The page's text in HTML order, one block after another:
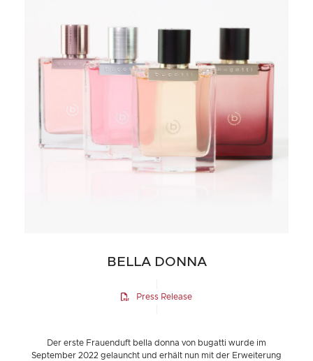
BELLA DONNA
Press Release
Der erste Frauenduft bella donna von bugatti wurde im
September 2022 gelauncht und erhält nun mit der Erweiterung